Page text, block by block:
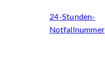
24-Stunden-
Notfallnummer